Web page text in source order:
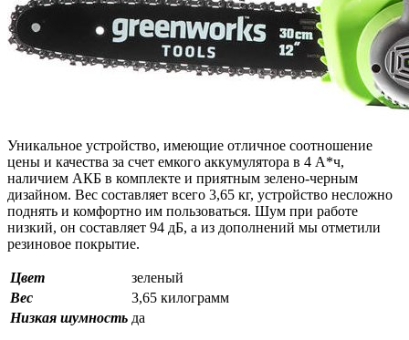
Уникальное устройство, имеющие отличное соотношение
цены и качества за счет емкого аккумулятора в 4 А*ч,
наличием АКБ в комплекте и приятным зелено-черным
дизайном. Вес составляет всего 3,65 кг, устройство несложно
поднять и комфортно им пользоваться. Шум при работе
низкий, он составляет 94 дБ, а из дополнений мы отметили
резиновое покрытие.
Цвет
зеленый
Вес
3,65 килограмм
Низкая шумность да